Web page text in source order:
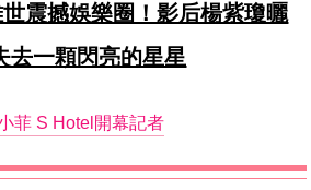
震撼娛樂圈！影后楊紫瓊曬
去一顆閃亮的星星
菲 S Hotel開幕記者